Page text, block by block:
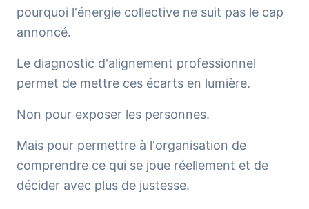
pourquoi l'énergie collective ne suit pas le cap
annoncé.
Le diagnostic d'alignement professionnel
permet de mettre ces écarts en lumière.
Non pour exposer les personnes.
Mais pour permettre à l'organisation de
comprendre ce qui se joue réellement et de
décider avec plus de justesse.